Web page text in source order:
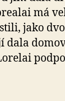
má
jako